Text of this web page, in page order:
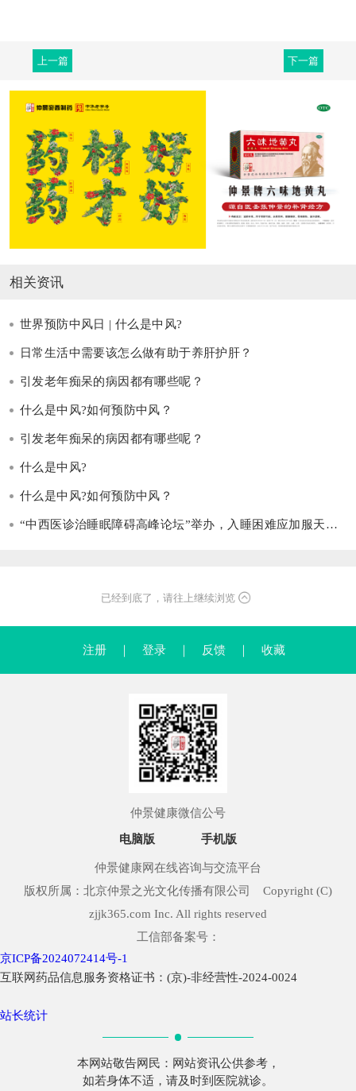
上一篇 下一篇
相关资讯
世界预防中风日 | 什么是中风?
日常生活中需要该怎么做有助于养肝护肝？
引发老年痴呆的病因都有哪些呢？
什么是中风?如何预防中风？
引发老年痴呆的病因都有哪些呢？
什么是中风?
什么是中风?如何预防中风？
“中西医诊治睡眠障碍高峰论坛”举办，入睡困难应加服天智颗粒
已经到底了，请往上继续浏览
注册 ｜ 登录 ｜ 反馈 ｜ 收藏
仲景健康微信公号
电脑版 手机版
仲景健康网在线咨询与交流平台
版权所属：北京仲景之光文化传播有限公司 Copyright (C)
zjjk365.com Inc. All rights reserved
工信部备案号：
京ICP备2024072414号-1
互联网药品信息服务资格证书：(京)-非经营性-2024-0024
站长统计
本网站敬告网民：网站资讯公供参考，
如若身体不适，请及时到医院就诊。